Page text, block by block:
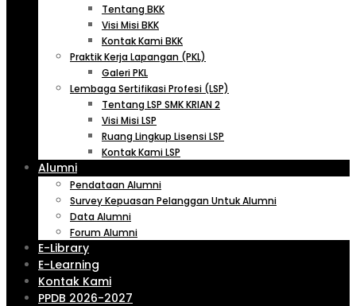
Tentang BKK
Visi Misi BKK
Kontak Kami BKK
Praktik Kerja Lapangan (PKL)
Galeri PKL
Lembaga Sertifikasi Profesi (LSP)
Tentang LSP SMK KRIAN 2
Visi Misi LSP
Ruang Lingkup Lisensi LSP
Kontak Kami LSP
Alumni
Pendataan Alumni
Survey Kepuasan Pelanggan Untuk Alumni
Data Alumni
Forum Alumni
E-Library
E-Learning
Kontak Kami
PPDB 2026-2027